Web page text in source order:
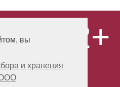
вы
и хранения
ООО
science»,
на сайте,
авторских
с
12+